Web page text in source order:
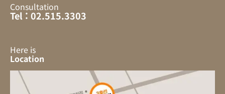
Consultation
Tel : 02.515.3303
Here is
Location